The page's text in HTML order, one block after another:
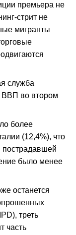
премьера не
стрит не
мигранты
служба
ВВП во втором
более
(12,4%), что
пострадавшей
было менее
останется
треть
часть